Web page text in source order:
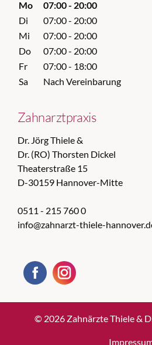
Mo
07:00 - 20:00
Di
07:00 - 20:00
Mi
07:00 - 20:00
Do
07:00 - 20:00
Fr
07:00 - 18:00
Sa
Nach Vereinbarung
Zahnarztpraxis
Dr. Jörg Thiele &
Dr. (RO) Thorsten Dickel
Theaterstraße 15
D-30159 Hannover-Mitte
0511 - 215 760 0
info@zahnarzt-thiele-
© 2026 Zahnärzte Thiele &